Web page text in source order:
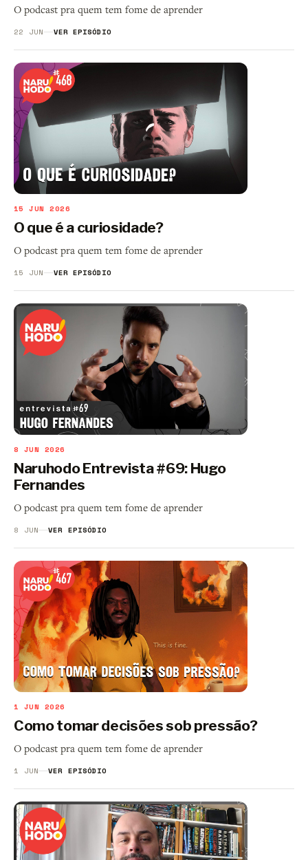
O podcast pra quem tem fome de aprender
22 JUN VER EPISÓDIO
15 JUN 2026
O que é a curiosidade?
O podcast pra quem tem fome de aprender
15 JUN VER EPISÓDIO
8 JUN 2026
Naruhodo Entrevista #69: Hugo
Fernandes
O podcast pra quem tem fome de aprender
8 JUN VER EPISÓDIO
1 JUN 2026
Como tomar decisões sob pressão?
O podcast pra quem tem fome de aprender
1 JUN VER EPISÓDIO